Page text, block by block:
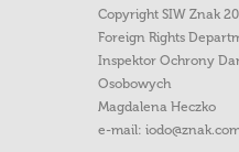
Copyright SIW Znak
Foreign Rights
Inspektor Ochrony
Osobowych
Magdalena Heczko
e-mail: